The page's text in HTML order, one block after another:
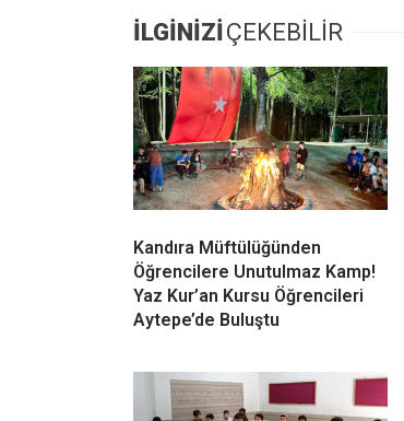
KANDIRA KANDIRA EĞITIM
KOCAELI EĞITIM MEB KARNE 2026